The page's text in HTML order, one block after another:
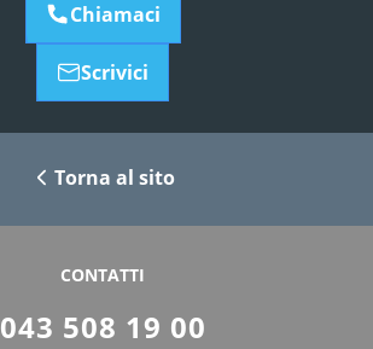
Chiamaci
Scrivici
Torna al sito
CONTATTI
043 508 19 00